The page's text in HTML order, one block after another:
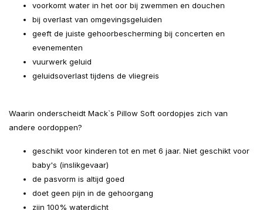
voorkomt water in het oor bij zwemmen en douchen
bij overlast van omgevingsgeluiden
geeft de juiste gehoorbescherming bij concerten en
evenementen
vuurwerk geluid
geluidsoverlast tijdens de vliegreis
Waarin onderscheidt Mack`s Pillow Soft oordopjes zich van
andere oordoppen?
geschikt voor kinderen tot en met 6 jaar. Niet geschikt voor
baby's (inslikgevaar)
de pasvorm is altijd goed
doet geen pijn in de gehoorgang
zijn 100% waterdicht